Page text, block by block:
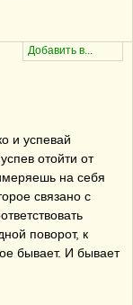
и успевай
отойти от
на себя
связано с
поворот, к
бывает. И бывает